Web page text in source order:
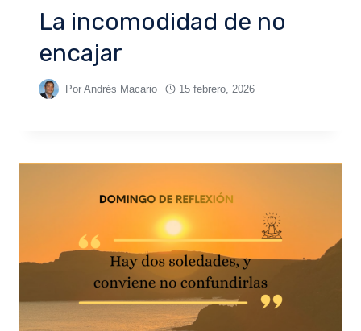
La incomodidad de no
encajar
Por Andrés Macario 15 febrero, 2026